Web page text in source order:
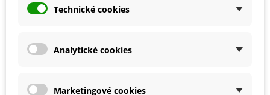
Doporučujeme kosatec po 3 letech vyjmout z půdy a
přesadit na jiné stanoviště
Technické cookies
Analytické cookies
Marketingové cookies